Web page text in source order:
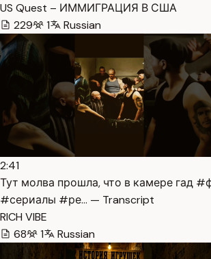
US Quest – ИММИГРАЦИЯ В США
229
1 Russian
2:41
Тут молва прошла, что в камере гад
#сериалы #ре… — Transcript
RICH VIBE
68
1 Russian